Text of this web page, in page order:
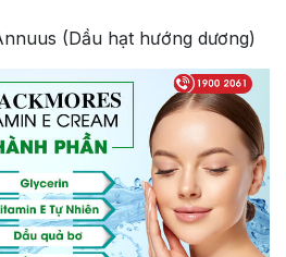
(Dầu hạt hướng dương)